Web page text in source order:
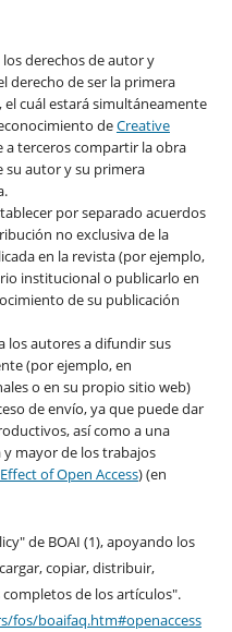
derechos de autor y
derecho de ser la primera
el cuál estará simultáneamente
deCreative
terceros compartir la obra
su autor y su primera
por separado acuerdos
no exclusiva de la
en la revista (por ejemplo,
institucional o publicarlo en
de su publicación
los autores a difundir sus
(por ejemplo, en
o en su propio sitio web)
de envío, ya que puede dar
así como a una
mayor de los trabajos
of Open Access) (en
de BOAI (1), apoyando los
copiar, distribuir,
de los artículos".
fos/boaifaq.htm#openaccess